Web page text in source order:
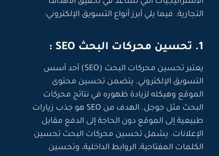
التجارية. فيما يلي أبرز أنواع التسويق الإلكتروني:
1. تحسين محركات البحث SEO :
يعتبر تحسين محركات البحث (SEO) أحد أسس
التسويق الإلكتروني. يتضمن تحسين محتوى
الموقع وهيكله لزيادة ظهوره في نتائج محركات
البحث مثل جوجل. الهدف من SEO هو جذب زيارات
طبيعية إلى الموقع دون الحاجة إلى الدفع مقابل
الإعلانات. يشمل تحسين محركات البحث تحسين
الكلمات المفتاحية، الروابط الداخلية، وتحسين